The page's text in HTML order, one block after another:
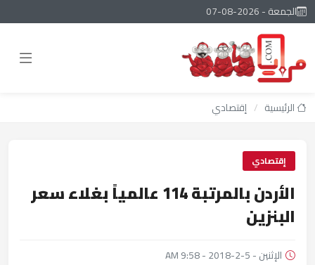
الجمعة - 2026-08-07
الرئيسية / إقتصادي
إقتصادي
الأردن بالمرتبة 114 عالمياً بغلاء سعر
البنزين
الإثنين - 5-2-2018 - 9:58 AM